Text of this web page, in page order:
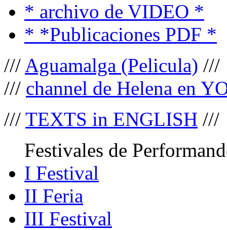
* archivo de VIDEO *
* *Publicaciones PDF *
/// Aguamalga (Pelicula) ///
/// channel de Helena en
/// TEXTS in ENGLISH ///
Festivales de
I Festival
II Feria
III Festival